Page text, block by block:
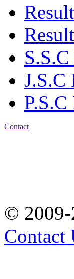
J.S.C
Contact
© 2009-
Contact